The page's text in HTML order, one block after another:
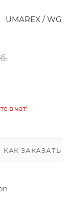
UMAREX / WG
в чат!
КАК ЗАКАЗАТЬ